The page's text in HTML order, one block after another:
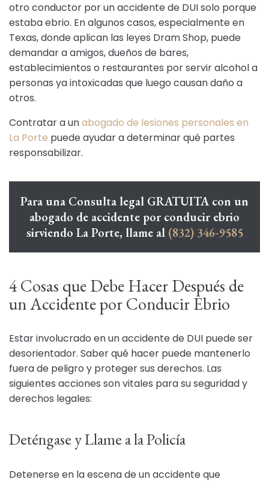
otro conductor por un accidente de DUI solo porque
estaba ebrio. En algunos casos, especialmente en
Texas, donde aplican las leyes Dram Shop, puede
demandar a amigos, dueños de bares,
establecimientos o restaurantes por servir alcohol a
personas ya intoxicadas que luego causan daño a
otros.
Contratar a unabogado de lesiones personales en
La Porte puede ayudar a determinar qué partes
responsabilizar.
Para una Consulta legal GRATUITA con un
abogado de accidente por conducir ebrio
sirviendo La Porte, llame al (832) 346-9585
4 Cosas que Debe Hacer Después de
un Accidente por Conducir Ebrio
Estar involucrado en un accidente de DUI puede ser
desorientador. Saber qué hacer puede mantenerlo
fuera de peligro y proteger sus derechos. Las
siguientes acciones son vitales para su seguridad y
derechos legales:
Deténgase y Llame a la Policía
Detenerse en la escena de un accidente que